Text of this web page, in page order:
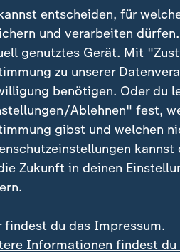
Hilfsanfragen
erzählt uns der Leiter
den kompletten
noch andere waren."
schwierig gewesen, mit
hatte, in Kontakt zu
helfen können, Personen
sind". Jeder vierte DDR-
Lager.
entscheiden, für
und verarbeiten
genutztes Gerät. Mit
zu unserer
benötigen. Oder du
Ablehnen" fest,
gibst und welchen
Zukunft in deinen
findest du das Impressum.
Informationen findest du